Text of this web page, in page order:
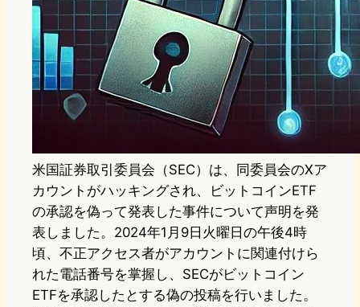
米国証券取引委員会（SEC）は、同委員会のXア
カウントがハッキングされ、ビットコインETF
の承認を偽って発表した事件について声明を発
表しました。2024年1月9日火曜日の午後4時
頃、不正アクセス者がアカウントに関連付けら
れた電話番号を掌握し、SECがビットコイン
ETFを承認したとする偽の投稿を行いました。